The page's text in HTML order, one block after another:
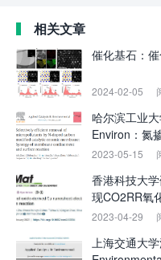
相关文章
催化基石：
2024-02-05
哈尔滨工业
Environ：氮
微污染物
2023-05-15
香港科技大
现CO2RR氧
2023-04-29
上海交通大